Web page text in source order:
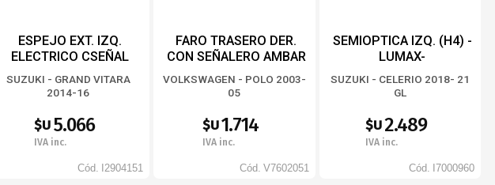
ESPEJO EXT. IZQ.
ELECTRICO CSEÑAL
PPINTAR -TYC-
SUZUKI - GRAND VITARA
2014-16
$U5.066
IVA inc.
Cód. I2904151
FARO TRASERO DER.
CON SEÑALERO AMBAR
HATCH-BACK -TYC-
VOLKSWAGEN - POLO 2003-
05
$U1.714
IVA inc.
Cód. V7602051
SEMIOPTICA IZQ. (H4) -
LUMAX-
SUZUKI - CELERIO 2018- 21
GL
$U2.489
IVA inc.
Cód. I7000960